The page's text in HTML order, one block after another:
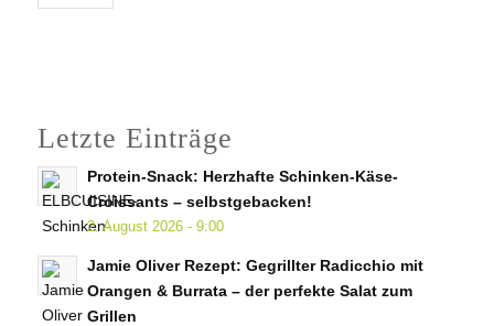
Letzte Einträge
Protein-Snack: Herzhafte Schinken-Käse-
Croissants – selbstgebacken!
2. August 2026 - 9:00
Jamie Oliver Rezept: Gegrillter Radicchio mit
Orangen & Burrata – der perfekte Salat zum
Grillen